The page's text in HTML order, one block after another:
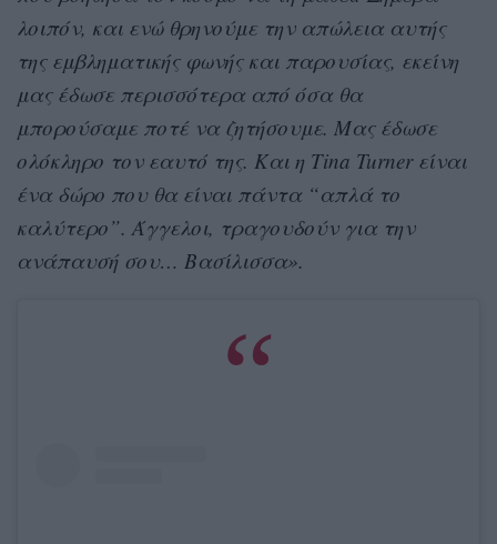
λοιπόν, και ενώ θρηνούμε την απώλεια αυτής
της εμβληματικής φωνής και παρουσίας, εκείνη
μας έδωσε περισσότερα από όσα θα
μπορούσαμε ποτέ να ζητήσουμε. Μας έδωσε
ολόκληρο τον εαυτό της. Και η Tina Turner είναι
ένα δώρο που θα είναι πάντα “απλά το
καλύτερο”. Άγγελοι, τραγουδούν για την
ανάπαυσή σου… Βασίλισσα».